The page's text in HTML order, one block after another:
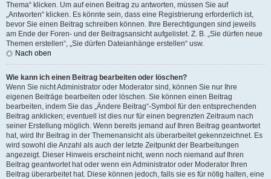
Thema“ klicken. Um auf einen Beitrag zu antworten, müssen Sie auf
„Antworten“ klicken. Es könnte sein, dass eine Registrierung erforderlich ist,
bevor Sie einen Beitrag schreiben können. Ihre Berechtigungen sind jeweils
am Ende der Foren- und der Beitragsansicht aufgelistet. Z. B. „Sie dürfen neue
Themen erstellen“, „Sie dürfen Dateianhänge erstellen“ usw.
Nach oben
Wie kann ich einen Beitrag bearbeiten oder löschen?
Wenn Sie nicht Administrator oder Moderator sind, können Sie nur Ihre
eigenen Beiträge bearbeiten oder löschen. Sie können einen Beitrag
bearbeiten, indem Sie das „Ändere Beitrag“-Symbol für den entsprechenden
Beitrag anklicken; eventuell ist dies nur für einen begrenzten Zeitraum nach
seiner Erstellung möglich. Wenn bereits jemand auf Ihren Beitrag geantwortet
hat, wird Ihr Beitrag in der Themenansicht als überarbeitet gekennzeichnet. Es
wird sowohl die Anzahl als auch der letzte Zeitpunkt der Bearbeitungen
angezeigt. Dieser Hinweis erscheint nicht, wenn noch niemand auf Ihren
Beitrag geantwortet hat oder wenn ein Administrator oder Moderator Ihren
Beitrag überarbeitet hat. Diese können jedoch, falls sie es für nötig halten, eine